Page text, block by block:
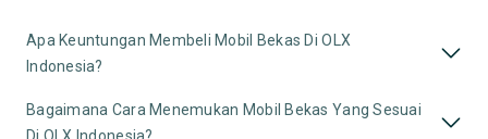
Apa Keuntungan Membeli Mobil Bekas Di OLX
Indonesia?
Bagaimana Cara Menemukan Mobil Bekas Yang Sesuai
Di OLX Indonesia?